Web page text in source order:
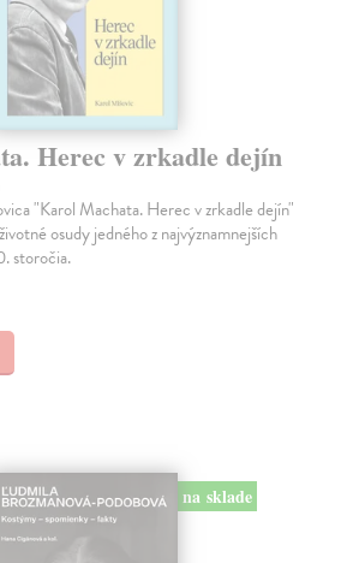
Herec v zrkadle dejín
"Karol Machata. Herec v zrkadle dejín"
osudy jedného z najvýznamnejších
storočia.
na sklade